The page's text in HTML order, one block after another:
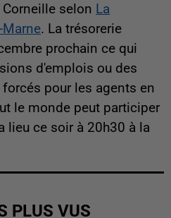
selon La
Marne. La trésorerie
prochain ce qui
d'emplois ou des
pour les agents en
le monde peut participer
lieu ce soir à 20h30 à la
PLUS VUS